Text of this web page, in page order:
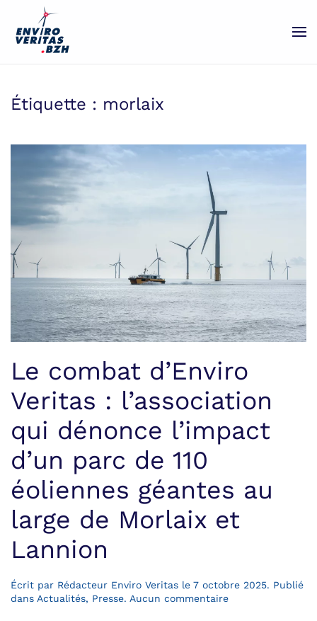
Passer au contenu principal
Étiquette : morlaix
Le combat d’Enviro
Veritas : l’association
qui dénonce l’impact
d’un parc de 110
éoliennes géantes au
large de Morlaix et
Lannion
Écrit par Rédacteur Enviro Veritas le 7 octobre 2025. Publié
dans Actualités, Presse. Aucun commentairesur